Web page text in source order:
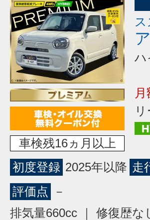
車検残16ヵ月以上
初度登録 2025年以降 走
評価点
－
排気量660cc ｜ 修復歴な